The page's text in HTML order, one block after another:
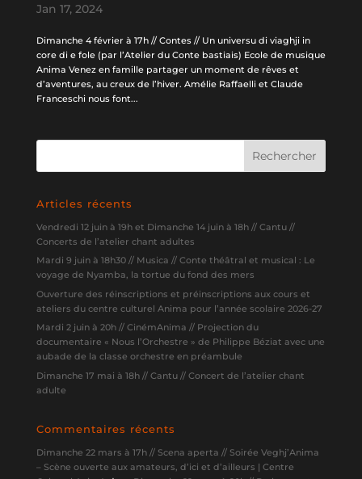
Jan 17, 2024
Dimanche 4 février à 17h // Contes // Un universu di viaghji in
core di e fole (par l’Atelier du Conte bastiais) Ecole de musique
Anima Venez en famille partager un moment de rêves et
d’aventures, au creux de l’hiver. Amélie Raffaelli et Claude
Franceschi nous font...
Articles récents
Vendredi 12 juin à 19h et Dimanche 14 juin à 18h // Cantu //
Concerts de l’atelier chant adultes
Mardi 9 juin à 18h30 // Musica // Conte théâtral et musical : Le
voyage de Nyamba, la tortue du fond des mers
Ouverture des réinscriptions et préinscriptions aux cours et
ateliers du centre culturel Anima pour l’année scolaire 2026-27
Mardi 2 juin à 20h // CinémAnima // Projection du
documentaire « Nous l’Orchestre » de Philippe Béziat avec une
aubade de la classe orchestre en préambule
Dimanche 17 mai à 18h // Cantu // Concert de l’atelier chant
adulte
Commentaires récents
Dimanche 22 mars à 17h // Scena aperta // Soirée Veghj’Anima
– Scène ouverte aux amateurs, d’ici et d’ailleurs | Centre